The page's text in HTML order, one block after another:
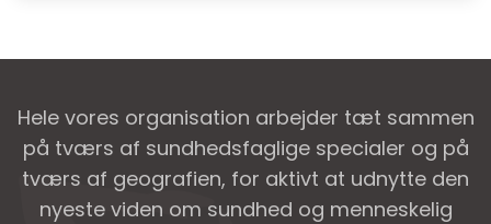
Hele vores organisation arbejder tæt sammen
på tværs af sundhedsfaglige specialer og på
tværs af geografien, for aktivt at udnytte den
nyeste viden om sundhed og menneskelig